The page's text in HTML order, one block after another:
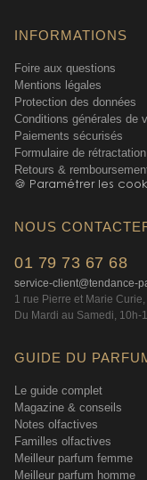
INFORMATIONS
Foire aux questions
Mentions légales
Protection des données
Conditions générales de
Paiements sécurisés
Formulaire de rétractation
Retours &
🍪 Paramétrer les
NOUS
01 79 73 67 68
service-client@tendance-
1 rue Pierre et Marie
Du Mardi au Samedi, 10h-
GUIDE DU
Le guide complet
Magazine & conseils
Notes olfactives
Familles olfactives
Meilleur parfum femme
Meilleur parfum homme